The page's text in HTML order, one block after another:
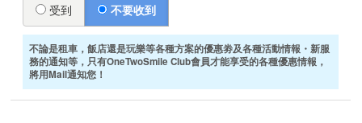
受到 不要收到
不論是租車，飯店還是玩樂等各種方案的優惠劵及各種活動情報・新服
務的通知等，只有OneTwoSmile Club會員才能享受的各種優惠情報，
將用Mail通知您！